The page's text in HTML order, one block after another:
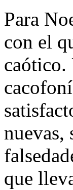
Para
con el
caótico.
nuevas,
que